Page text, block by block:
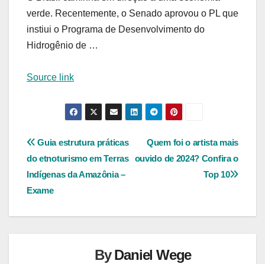
verde. Recentemente, o Senado aprovou o PL que
instiui o Programa de Desenvolvimento do
Hidrogênio de …
Source link
Navegação
de
Post
Quem foi o artista mais
ouvido de 2024? Confira o
Top 10
Guia estrutura práticas
do etnoturismo em Terras
Indígenas da Amazônia –
Exame
ByDaniel Wege